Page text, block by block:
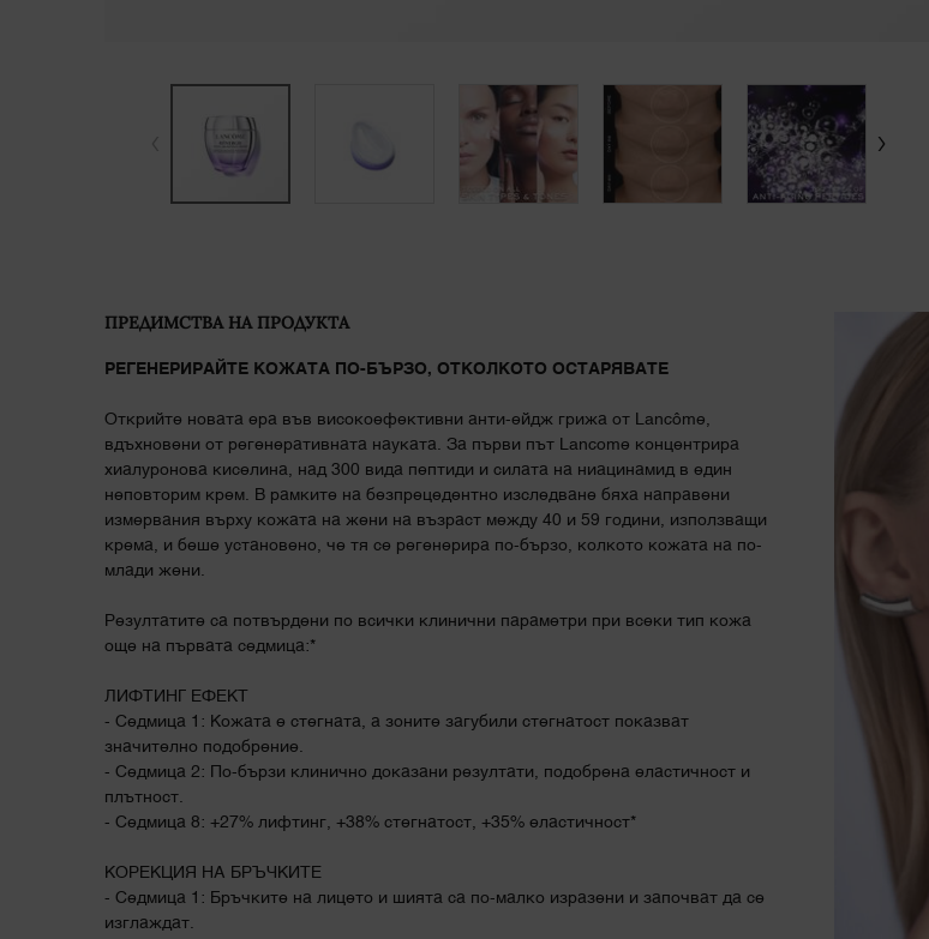
ПРЕДИМСТВА НА ПРОДУКТА
РЕГЕНЕРИРАЙТЕ КОЖАТА ПО-БЪРЗО, ОТКОЛКОТО ОСТАРЯВАТЕ
Открийте новата ера във високоефективни анти-ейдж грижа от Lancôme,
вдъхновени от регенеративната науката. За първи път Lancome концентрира
хиалуронова киселина, над 300 вида пептиди и силата на ниацинамид в един
неповторим крем. В рамките на безпрецедентно изследване бяха направени
измервания върху кожата на жени на възраст между 40 и 59 години, използващи
крема, и беше установено, че тя се регенерира по-бързо, колкото кожата на по-
млади жени.
Резултатите са потвърдени по всички клинични параметри при всеки тип кожа
още на първата седмица:*
ЛИФТИНГ ЕФЕКТ
- Седмица 1: Кожата е стегната, а зоните загубили стегнатост показват
значително подобрение.
- Седмица 2: По-бързи клинично доказани резултати, подобрена еластичност и
плътност.
- Седмица 8: +27% лифтинг, +38% стегнатост, +35% еластичност*
КОРЕКЦИЯ НА БРЪЧКИТЕ
- Седмица 1: Бръчките на лицето и шията са по-малко изразени и започват да се
изглаждат.